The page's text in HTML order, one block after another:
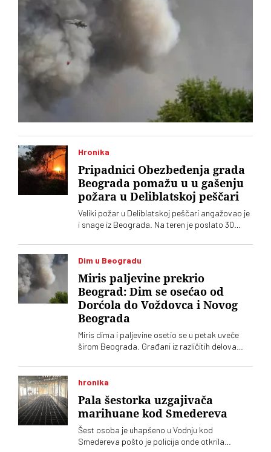
Hronika
Pripadnici Obezbeđenja grada
Beograda pomažu u u gašenju
požara u Deliblatskoj peščari
Veliki požar u Deliblatskoj peščari angažovao je
i snage iz Beograda. Na teren je poslato 30
devet terenskih vozila, a najugroženije je
područje Šumarka
Dim u Beogradu
Miris paljevine prekrio
Beograd: Dim se osećao od
Dorćola do Voždovca i Novog
Beograda
Miris dima i paljevine osetio se u petak uveče
širom Beograda. Građani iz različitih delova
hronika
Pala šestorka uzgajivača
marihuane kod Smedereva
Šest osoba je uhapšeno u Vodnju kod
Smedereva pošto je policija onde otkrila